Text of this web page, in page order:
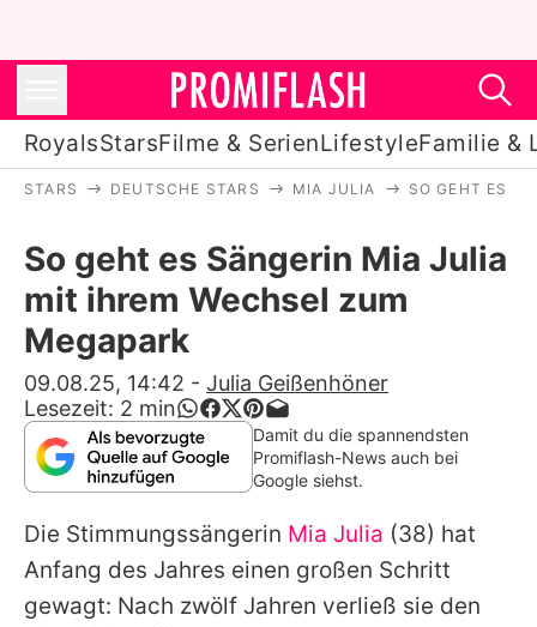
RoyalsStarsFilme & SerienLifestyleFamilie &
Stars
Filme & Serien
Lifestyle
Familie & Liebe
Promiflash Exklusiv
Alle Themen auf Promiflash
Jobs
STARS DEUTSCHE STARS MIA JULIA SO GEHT ES
So geht es Sängerin Mia Julia
mit ihrem Wechsel zum
Megapark
09.08.25, 14:42 - Julia Geißenhöner
Lesezeit: 2 min
Damit du die spannendsten
Promiflash-News auch bei
Google siehst.
Die Stimmungssängerin Mia Julia (38) hat
Anfang des Jahres einen großen Schritt
gewagt: Nach zwölf Jahren verließ sie den